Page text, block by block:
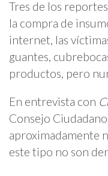
Tres de los
la compra de
internet, las
guantes,
productos, pero
En entrevista con
Consejo
aproximadamente
este tipo no son